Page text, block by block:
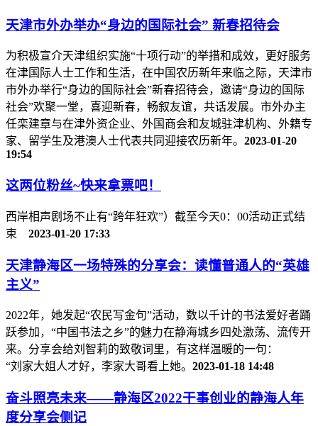
天津市外办举办“身边的国际社会” 新春招待会
为积极宣介天津组织实施“十项行动”的举措和成效，更好服务
在津国际人士工作和生活，在中国农历新年来临之际，天津市
市外办举行“身边的国际社会”新春招待会，邀请“身边的国际
社会”欢聚一堂，喜迎新春，畅叙友谊，共话发展。市外办主
任栾建章与在津外资企业、外国商会和友城驻津机构、外籍专
家、留学生及港澳人士代表共同迎接农历新年。 2023-01-20
19:54
这两位粉丝~快来拿票吧！
西岸相声剧场不止有“跨年狂欢”）截至今天0：00活动正式结
束 2023-01-20 17:33
天津静海区一场特殊的分享会：读懂普通人的“英雄
主义”
2022年，她发起“农民写金句”活动，数以千计的书法爱好者踊
跃参加，“中国书法之乡”的魅力在静海城乡四处激荡、流传开
来。分享会给刘智莉的致敬词里，有这样温暖的一句：
“刘家大姐人才好，李家大哥看上她。 2023-01-18 14:48
奋斗照亮未来——静海区2022干事创业的静海人年
度分享会侧记